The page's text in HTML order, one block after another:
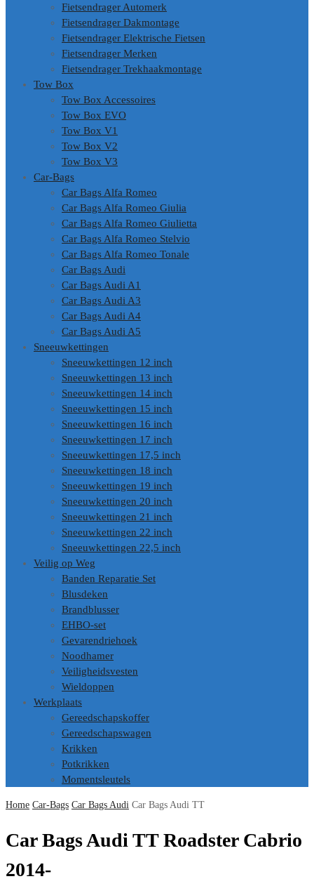
Fietsendrager Automerk
Fietsendrager Dakmontage
Fietsendrager Elektrische Fietsen
Fietsendrager Merken
Fietsendrager Trekhaakmontage
Tow Box
Tow Box Accessoires
Tow Box EVO
Tow Box V1
Tow Box V2
Tow Box V3
Car-Bags
Car Bags Alfa Romeo
Car Bags Alfa Romeo Giulia
Car Bags Alfa Romeo Giulietta
Car Bags Alfa Romeo Stelvio
Car Bags Alfa Romeo Tonale
Car Bags Audi
Car Bags Audi A1
Car Bags Audi A3
Car Bags Audi A4
Car Bags Audi A5
Sneeuwkettingen
Sneeuwkettingen 12 inch
Sneeuwkettingen 13 inch
Sneeuwkettingen 14 inch
Sneeuwkettingen 15 inch
Sneeuwkettingen 16 inch
Sneeuwkettingen 17 inch
Sneeuwkettingen 17,5 inch
Sneeuwkettingen 18 inch
Sneeuwkettingen 19 inch
Sneeuwkettingen 20 inch
Sneeuwkettingen 21 inch
Sneeuwkettingen 22 inch
Sneeuwkettingen 22,5 inch
Veilig op Weg
Banden Reparatie Set
Blusdeken
Brandblusser
EHBO-set
Gevarendriehoek
Noodhamer
Veiligheidsvesten
Wieldoppen
Werkplaats
Gereedschapskoffer
Gereedschapswagen
Krikken
Potkrikken
Momentsleutels
Home Car-Bags Car Bags Audi Car Bags Audi TT
Car Bags Audi TT Roadster Cabrio
2014-